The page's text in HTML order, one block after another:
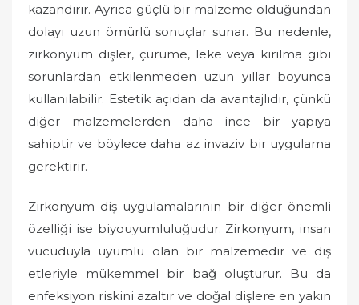
kazandırır. Ayrıca güçlü bir malzeme olduğundan
dolayı uzun ömürlü sonuçlar sunar. Bu nedenle,
zirkonyum dişler, çürüme, leke veya kırılma gibi
sorunlardan etkilenmeden uzun yıllar boyunca
kullanılabilir. Estetik açıdan da avantajlıdır, çünkü
diğer malzemelerden daha ince bir yapıya
sahiptir ve böylece daha az invaziv bir uygulama
gerektirir.
Zirkonyum diş uygulamalarının bir diğer önemli
özelliği ise biyouyumluluğudur. Zirkonyum, insan
vücuduyla uyumlu olan bir malzemedir ve diş
etleriyle mükemmel bir bağ oluşturur. Bu da
enfeksiyon riskini azaltır ve doğal dişlere en yakın